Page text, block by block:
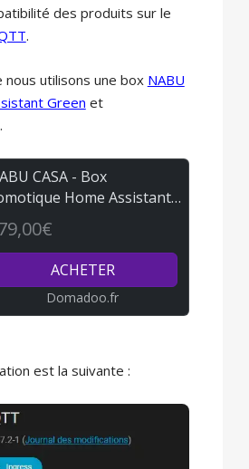
des produits sur le
.
nous utilisons une box NABU
Green et
CASA - Box
Home Assistant
ACHETER
Domadoo.fr
est la suivante :